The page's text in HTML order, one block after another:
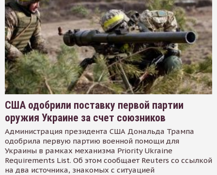
США одобрили поставку первой партии
оружия Украине за счет союзников
Администрация президента США Дональда Трампа
одобрила первую партию военной помощи для
Украины в рамках механизма Priority Ukraine
Requirements List. Об этом сообщает Reuters со ссылкой
на два источника, знакомых с ситуацией